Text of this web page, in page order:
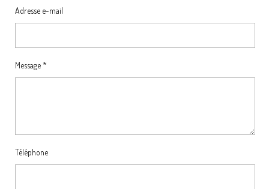
Adresse e-mail
Message *
Téléphone